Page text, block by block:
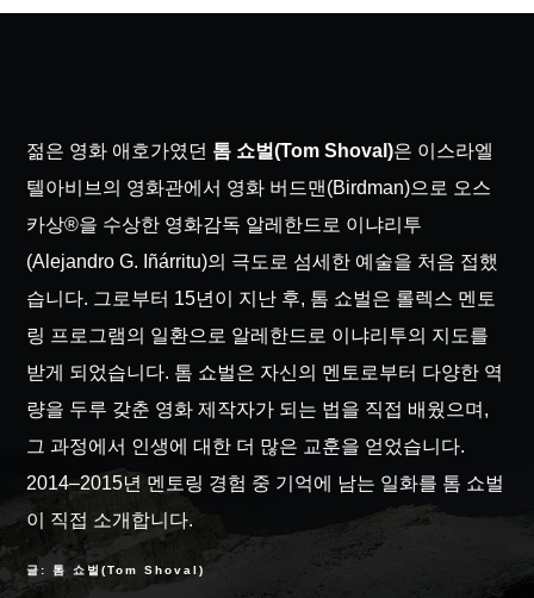
젊은 영화 애호가였던 톰 쇼벌(Tom Shoval)은 이스라엘
텔아비브의 영화관에서 영화 버드맨(Birdman)으로 오스
카상®을 수상한 영화감독 알레한드로 이냐리투
(Alejandro G. Iñárritu)의 극도로 섬세한 예술을 처음 접했
습니다. 그로부터 15년이 지난 후, 톰 쇼벌은 롤렉스 멘토
링 프로그램의 일환으로 알레한드로 이냐리투의 지도를
받게 되었습니다. 톰 쇼벌은 자신의 멘토로부터 다양한 역
량을 두루 갖춘 영화 제작자가 되는 법을 직접 배웠으며,
그 과정에서 인생에 대한 더 많은 교훈을 얻었습니다.
2014–2015년 멘토링 경험 중 기억에 남는 일화를 톰 쇼벌
이 직접 소개합니다.
글: 톰 쇼벌(Tom Shoval)